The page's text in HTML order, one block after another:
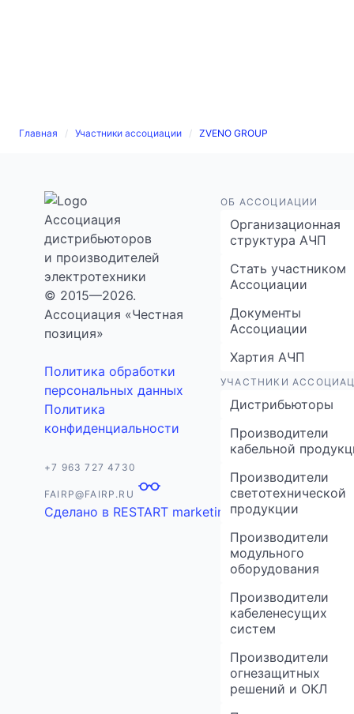
Главная Участники ассоциации ZVENO GROUP
Ассоциация
дистрибьюторов
и производителей
электротехники
© 2015—2026.
Ассоциация «Честная
позиция»
Политика обработки
персональных данных
Политика
конфиденциальности
+7 963 727 4730
FAIRP@FAIRP.RU
Сделано в RESTART marketing
ОБ АССОЦИАЦИИ
Организационная
структура АЧП
Стать участником
Ассоциации
Документы
Ассоциации
Хартия АЧП
УЧАСТНИКИ
Дистрибьюторы
Производители
кабельной
Производители
светотехнической
продукции
Производители
модульного
оборудования
Производители
кабеленесущих
систем
Производители
огнезащитных
решений и ОКЛ